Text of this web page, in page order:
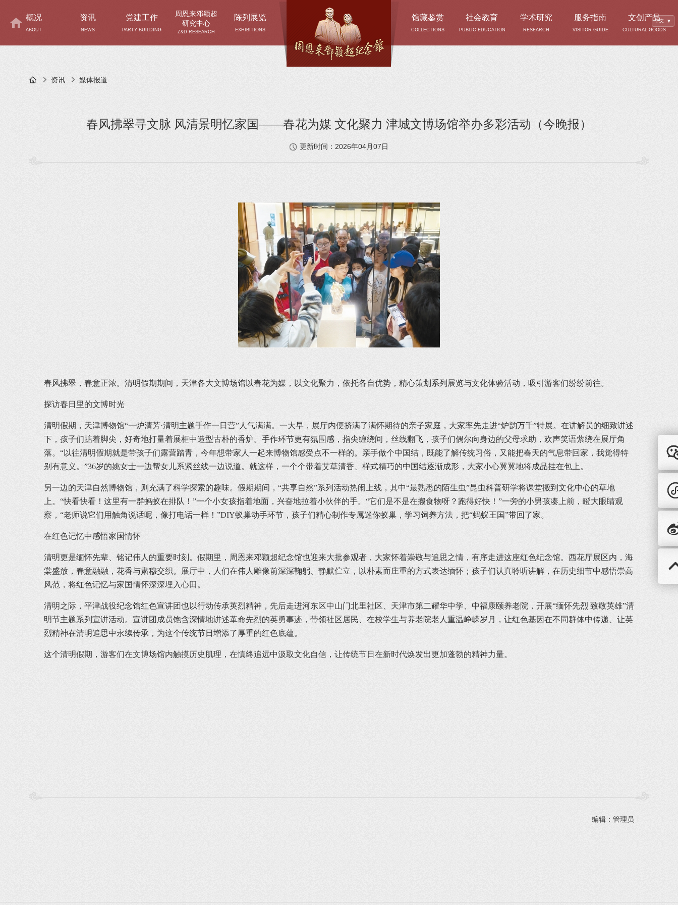
中文 ▼
概况
ABOUT
资讯
NEWS
党建工作
PARTY BUILDING
周恩来邓颖超
研究中心
Z&D RESEARCH
陈列展览
EXHIBITIONS
馆藏鉴赏
COLLECTIONS
社会教育
PUBLIC EDUCATION
学术研究
RESEARCH
服务指南
VISITOR GUIDE
文创产品
CULTURAL GOODS
资讯 媒体报道
春风拂翠寻文脉 风清景明忆家国——春花为媒 文化聚力 津城文博场馆举办多彩活动（今晚报）
更新时间： 2026年04月07日
春风拂翠，春意正浓。清明假期期间，天津各大文博场馆以春花为媒，以文化聚力，依托各自优势，精心策划系列展览与文化体验活动，吸引游客们纷纷前往。
探访春日里的文博时光
清明假期，天津博物馆“一炉清芳·清明主题手作一日营”人气满满。一大早，展厅内便挤满了满怀期待的亲子家庭，大家率先走进“炉韵万千”特展。在讲解员的细致讲述
下，孩子们踮着脚尖，好奇地打量着展柜中造型古朴的香炉。手作环节更有氛围感，指尖缠绕间，丝线翻飞，孩子们偶尔向身边的父母求助，欢声笑语萦绕在展厅角
落。“以往清明假期就是带孩子们露营踏青，今年想带家人一起来博物馆感受点不一样的。亲手做个中国结，既能了解传统习俗，又能把春天的气息带回家，我觉得特
别有意义。”36岁的姚女士一边帮女儿系紧丝线一边说道。就这样，一个个带着艾草清香、样式精巧的中国结逐渐成形，大家小心翼翼地将成品挂在包上。
另一边的天津自然博物馆，则充满了科学探索的趣味。假期期间，“共享自然”系列活动热闹上线，其中“最熟悉的陌生虫”昆虫科普研学将课堂搬到文化中心的草地
上。“快看快看！这里有一群蚂蚁在排队！”一个小女孩指着地面，兴奋地拉着小伙伴的手。“它们是不是在搬食物呀？跑得好快！”一旁的小男孩凑上前，瞪大眼睛观
察，“老师说它们用触角说话呢，像打电话一样！”DIY蚁巢动手环节，孩子们精心制作专属迷你蚁巢，学习饲养方法，把“蚂蚁王国”带回了家。
在红色记忆中感悟家国情怀
清明更是缅怀先辈、铭记伟人的重要时刻。假期里，周恩来邓颖超纪念馆也迎来大批参观者，大家怀着崇敬与追思之情，有序走进这座红色纪念馆。西花厅展区内，海
棠盛放，春意融融，花香与肃穆交织。展厅中，人们在伟人雕像前深深鞠躬、静默伫立，以朴素而庄重的方式表达缅怀；孩子们认真聆听讲解，在历史细节中感悟崇高
风范，将红色记忆与家国情怀深深埋入心田。
清明之际，平津战役纪念馆红色宣讲团也以行动传承英烈精神，先后走进河东区中山门北里社区、天津市第二耀华中学、中福康颐养老院，开展“缅怀先烈 致敬英雄”清
明节主题系列宣讲活动。宣讲团成员饱含深情地讲述革命先烈的英勇事迹，带领社区居民、在校学生与养老院老人重温峥嵘岁月，让红色基因在不同群体中传递、让英
烈精神在清明追思中永续传承，为这个传统节日增添了厚重的红色底蕴。
这个清明假期，游客们在文博场馆内触摸历史肌理，在慎终追远中汲取文化自信，让传统节日在新时代焕发出更加蓬勃的精神力量。
编辑：管理员